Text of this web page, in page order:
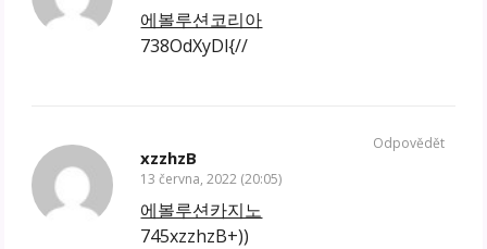
에볼루션코리아
738OdXyDl{//
xzzhzB
13 června, 2022 (20:05)
에볼루션카지노
745xzzhzB+))
Odpovědět